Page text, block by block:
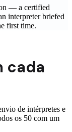
— a certified
interpreter briefed
first time.
cada
de intérpretes e
os 50 com um